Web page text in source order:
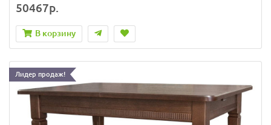
50467р.
В корзину
Лидер продаж!